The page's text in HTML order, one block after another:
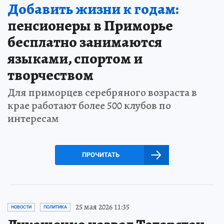
Добавить жизни к годам:
пенсионеры в Приморье
бесплатно занимаются
языками, спортом и
творчеством
Для приморцев серебряного возраста в
крае работают более 500 клубов по
интересам
ПРОЧИТАТЬ
НОВОСТИ ПОЛИТИКА 25 мая 2026 11:35